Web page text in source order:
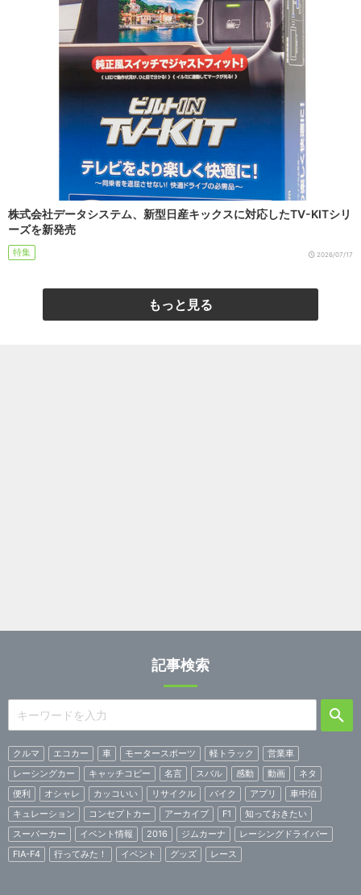
株式会社データシステム、新型日産キックスに対応したTV-KITシリ
ーズを新発売
特集 2026/07/17
もっと見る
記事検索
クルマ エコカー 車 モータースポーツ 軽トラック
営業車
レーシングカー
キャッチコピー 名言 スバル 感動 動画
ネタ
便利
オシャレ カッコいい リサイクル バイク アプリ
車中泊
キュレーション
コンセプトカー アーカイブ F1
知っておきたい
スーパーカー
イベント情報 2016 ジムカーナ
レーシングドライバー
FIA-F4
行ってみた！ イベント グッズ レース